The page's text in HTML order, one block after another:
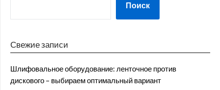
Поиск
Свежие записи
Шлифовальное оборудование: ленточное против
дискового – выбираем оптимальный вариант